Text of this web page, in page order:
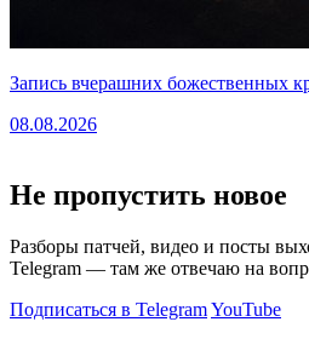
Запись вчерашних божественных
08.08.2026
Не пропустить новое
Разборы патчей, видео и посты
Telegram — там же отвечаю на
Подписаться в TelegramYouTube